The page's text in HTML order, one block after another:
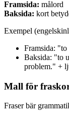
Framsida: målord
Baksida: kort
Exempel
Framsida:
Baksida: "to
problem." +
Mall för
Fraser bär